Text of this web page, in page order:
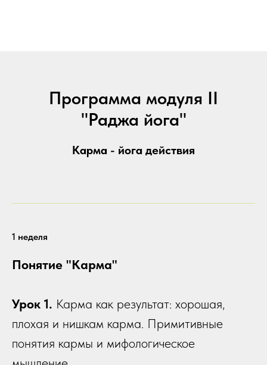
Программа модуля II
"Раджа йога"
Карма - йога действия
1 неделя
Понятие "Карма"
Урок 1. Карма как результат: хорошая,
плохая и нишкам карма. Примитивные
понятия кармы и мифологическое